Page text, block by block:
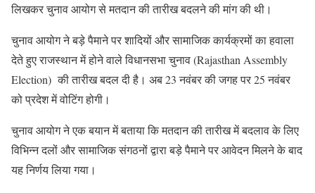
लिखकर चुनाव आयोग से मतदान की तारीख बदलने की मांग की थी।
चुनाव आयोग ने बड़े पैमाने पर शादियों और सामाजिक कार्यक्रमों का हवाला
देते हुए राजस्थान में होने वाले विधानसभा चुनाव (Rajasthan Assembly
Election) की तारीख बदल दी है। अब 23 नवंबर की जगह पर 25 नवंबर
को प्रदेश में वोटिंग होगी।
चुनाव आयोग ने एक बयान में बताया कि मतदान की तारीख में बदलाव के लिए
विभिन्न दलों और सामाजिक संगठनों द्वारा बड़े पैमाने पर आवेदन मिलने के बाद
यह निर्णय लिया गया।